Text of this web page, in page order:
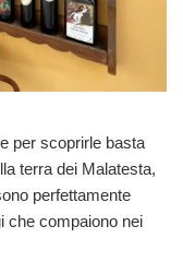
per scoprirle basta
terra dei Malatesta,
perfettamente
che compaiono nei